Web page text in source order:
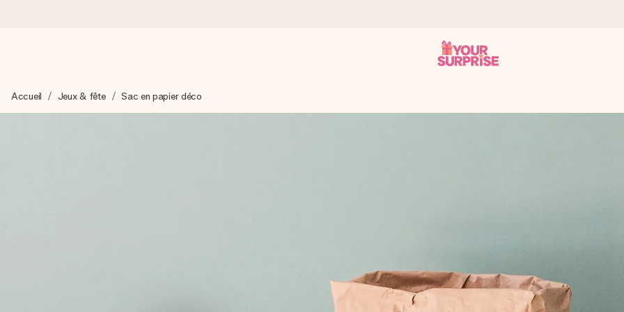
Nous préparons votre cadeau avec attention et l’envoyons en un éclair – pour que vous puissiez l’offrir au bon moment, quand
Accueil Jeux & fête Sac en papier déco